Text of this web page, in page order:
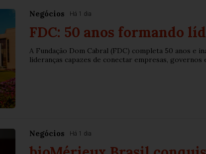
Negócios Há 1 dia
FDC: 50 anos formando
A Fundação Dom Cabral (FDC) completa 50 anos e
lideranças capazes de conectar empresas, governos
Negócios Há 1 dia